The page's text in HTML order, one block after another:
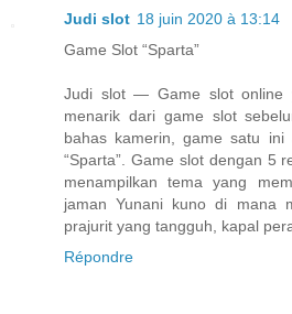
Judi slot 18 juin 2020 à 13:14
Game Slot “Sparta”
Judi slot — Game slot online
menarik dari game slot
bahas kamerin, game satu
“Sparta”. Game slot dengan 5
menampilkan tema yang
jaman Yunani kuno di mana
prajurit yang tangguh, kapal
Répondre